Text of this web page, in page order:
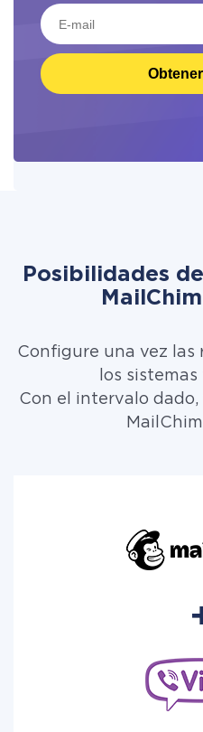
Posibilidades
Configure una vez las
los
Con el intervalo